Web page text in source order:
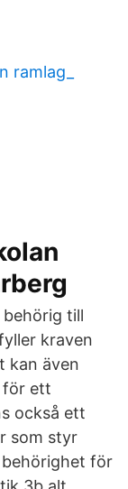
ramlag_
till
kraven
kan även
för ett
också ett
som styr
för